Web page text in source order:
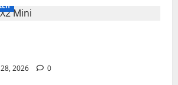
2026
0